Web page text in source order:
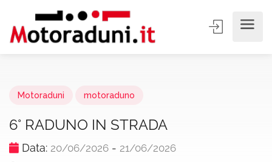
Motoraduni motoraduno
6° RADUNO IN STRADA
Data: 20/06/2026 - 21/06/2026